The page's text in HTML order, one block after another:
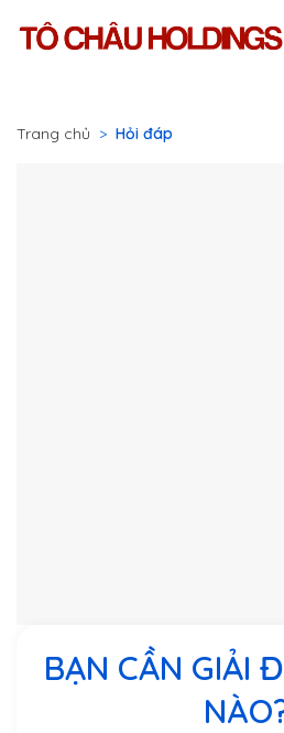
Trang chủ > Hỏi đáp
BẠN CẦN GIẢI